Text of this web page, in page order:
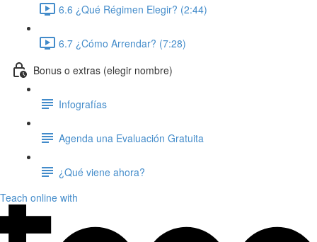
6.6 ¿Qué Régimen Elegir? (2:44)
6.7 ¿Cómo Arrendar? (7:28)
Bonus o extras (elegir nombre)
Infografías
Agenda una Evaluación Gratuita
¿Qué viene ahora?
Teach online with